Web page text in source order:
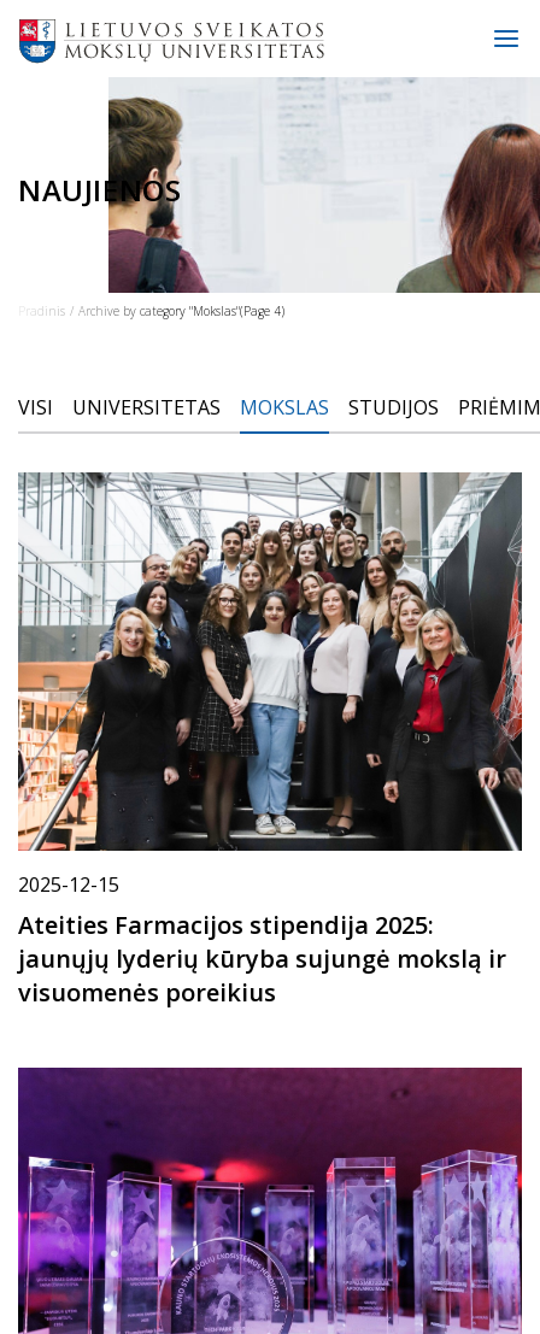
NAUJIENOS
Pradinis Archive by category "Mokslas"(Page 4)
VISI UNIVERSITETAS MOKSLAS STUDIJOS
2025-12-15
Ateities Farmacijos stipendija 2025:
jaunųjų lyderių kūryba sujungė mokslą ir
visuomenės poreikius